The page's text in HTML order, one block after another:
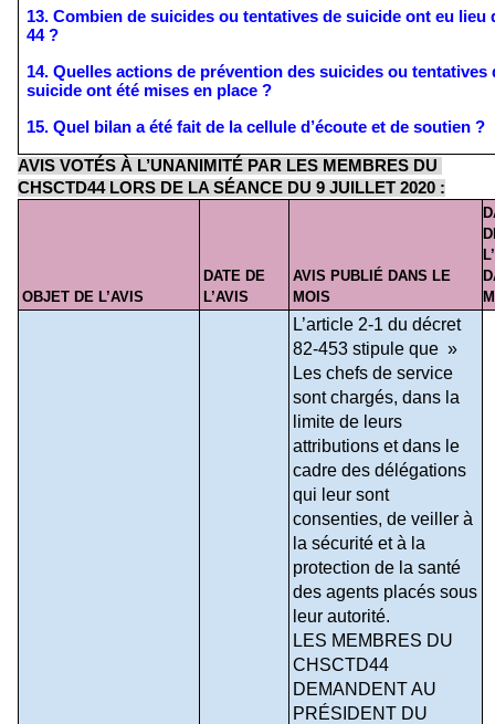
13. Combien de suicides ou tentatives de suicide ont eu lieu
44 ?
14. Quelles actions de prévention des suicides ou tentatives
suicide ont été mises en place ?
15. Quel bilan a été fait de la cellule d’écoute et de soutien ?
AVIS VOTÉS À L’UNANIMITÉ PAR LES MEMBRES DU
CHSCTD44 LORS DE LA SÉANCE DU 9 JUILLET 2020 :
OBJET DE L’AVIS
DATE DE
L’AVIS
AVIS PUBLIÉ DANS LE
MOIS
L’article 2-1 du décret
82-453 stipule que  »
Les chefs de service
sont chargés, dans la
limite de leurs
attributions et dans le
cadre des délégations
qui leur sont
consenties, de veiller à
la sécurité et à la
protection de la santé
des agents placés sous
leur autorité.
LES MEMBRES DU
CHSCTD44
DEMANDENT AU
PRÉSIDENT DU